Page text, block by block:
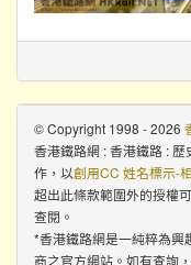
© Copyright 1998 - 2026
香港鐵路網 : 香港鐵路 : 歷
作，以創用CC 姓名標示-
超出此條款範圍外的授權
查閱。
*香港鐵路網是一純粹為興
商之官方網站。如有查詢